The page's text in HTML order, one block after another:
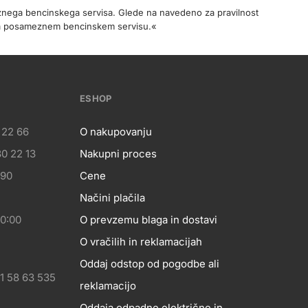
bencinskega servisa. Glede na navedeno za pravilnost
bencinskem servisu.«
66
22 13
58 63 535
ESHOP
eshop
O nakupovanju
Nakupni proces
Cene
Načini plačila
O prevzemu blaga in dostavi
O vračilih in reklamacijah
Oddaj odstop od pogodbe ali
reklamacijo